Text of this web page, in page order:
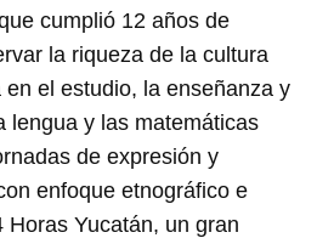
cumplió 12 años de
la riqueza de la cultura
el estudio, la enseñanza y
lengua y las matemáticas
de expresión y
enfoque etnográfico e
Horas Yucatán, un gran